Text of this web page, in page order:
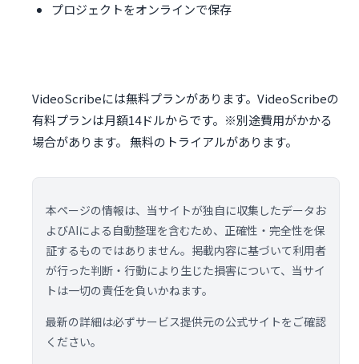
プロジェクトをオンラインで保存
VideoScribeには無料プランがあります。VideoScribeの
有料プランは月額14ドルからです。※別途費用がかかる
場合があります。 無料のトライアルがあります。
本ページの情報は、当サイトが独自に収集したデータお
よびAIによる自動整理を含むため、正確性・完全性を保
証するものではありません。掲載内容に基づいて利用者
が行った判断・行動により生じた損害について、当サイ
トは一切の責任を負いかねます。
最新の詳細は必ずサービス提供元の公式サイトをご確認
ください。